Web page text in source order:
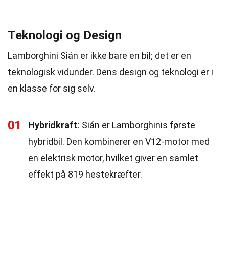
Teknologi og Design
Lamborghini Sián er ikke bare en bil; det er en
teknologisk vidunder. Dens design og teknologi er i
en klasse for sig selv.
01 Hybridkraft: Sián er Lamborghinis første
hybridbil. Den kombinerer en V12-motor med
en elektrisk motor, hvilket giver en samlet
effekt på 819 hestekræfter.